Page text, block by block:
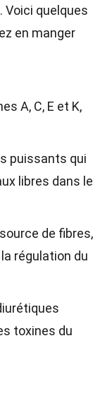
Voici quelques
en manger
A, C, E et K,
puissants qui
libres dans le
de fibres,
régulation du
toxines du